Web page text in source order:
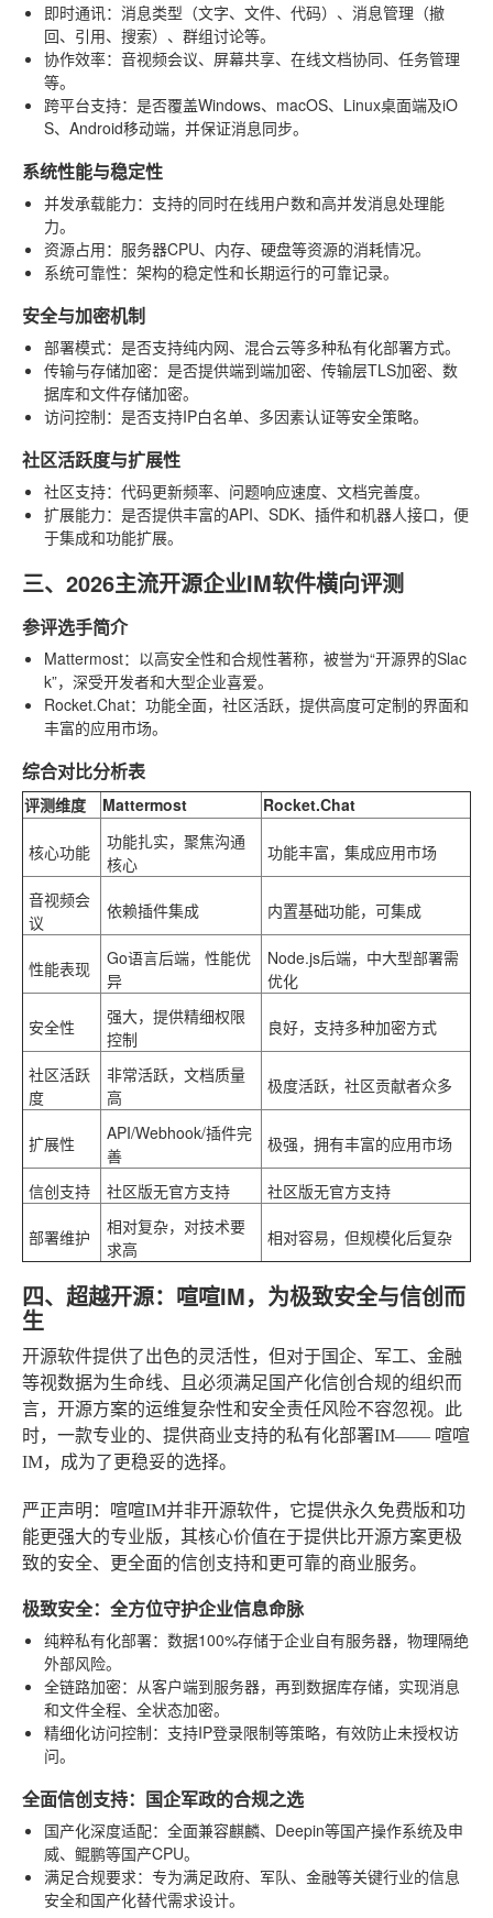
即时通讯：消息类型（文字、文件、代码）、消息管理（撤
回、引用、搜索）、群组讨论等。
协作效率：音视频会议、屏幕共享、在线文档协同、任务管理
等。
跨平台支持：是否覆盖Windows、macOS、Linux桌面端及iO
S、Android移动端，并保证消息同步。
系统性能与稳定性
并发承载能力：支持的同时在线用户数和高并发消息处理能
力。
资源占用：服务器CPU、内存、硬盘等资源的消耗情况。
系统可靠性：架构的稳定性和长期运行的可靠记录。
安全与加密机制
部署模式：是否支持纯内网、混合云等多种私有化部署方式。
传输与存储加密：是否提供端到端加密、传输层TLS加密、数
据库和文件存储加密。
访问控制：是否支持IP白名单、多因素认证等安全策略。
社区活跃度与扩展性
社区支持：代码更新频率、问题响应速度、文档完善度。
扩展能力：是否提供丰富的API、SDK、插件和机器人接口，便
于集成和功能扩展。
三、2026主流开源企业IM软件横向评测
参评选手简介
Mattermost：以高安全性和合规性著称，被誉为“开源界的Slac
k”，深受开发者和大型企业喜爱。
Rocket.Chat：功能全面，社区活跃，提供高度可定制的界面和
丰富的应用市场。
综合对比分析表
评测维度 Mattermost Rocket.Chat
核心功能
功能扎实，聚焦沟通
核心
功能丰富，集成应用市场
音视频会
议
依赖插件集成 内置基础功能，可集成
性能表现
Go语言后端，性能优
异
Node.js后端，中大型部署需
优化
安全性
强大，提供精细权限
控制
良好，支持多种加密方式
社区活跃
度
非常活跃，文档质量
高
极度活跃，社区贡献者众多
扩展性
API/Webhook/插件完
善
极强，拥有丰富的应用市场
信创支持 社区版无官方支持 社区版无官方支持
部署维护
相对复杂，对技术要
求高
相对容易，但规模化后复杂
四、超越开源：喧喧IM，为极致安全与信创而
生
开源软件提供了出色的灵活性，但对于国企、军工、金融
等视数据为生命线、且必须满足国产化信创合规的组织而
言，开源方案的运维复杂性和安全责任风险不容忽视。此
时，一款专业的、提供商业支持的私有化部署IM—— 喧喧
IM，成为了更稳妥的选择。
严正声明 ：喧喧IM并非开源软件，它提供永久免费版和功
能更强大的专业版，其核心价值在于提供比开源方案更极
致的安全、更全面的信创支持和更可靠的商业服务。
极致安全：全方位守护企业信息命脉
纯粹私有化部署：数据100%存储于企业自有服务器，物理隔绝
外部风险。
全链路加密：从客户端到服务器，再到数据库存储，实现消息
和文件全程、全状态加密。
精细化访问控制：支持IP登录限制等策略，有效防止未授权访
问。
全面信创支持：国企军政的合规之选
国产化深度适配：全面兼容麒麟、Deepin等国产操作系统及申
威、鲲鹏等国产CPU。
满足合规要求：专为满足政府、军队、金融等关键行业的信息
安全和国产化替代需求设计。